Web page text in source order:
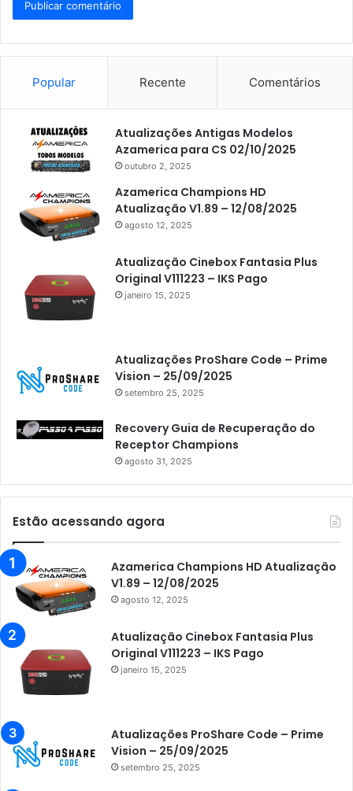
Popular Recente Comentários
Atualizações Antigas Modelos
Azamerica para CS 02/10/2025
outubro 2, 2025
Azamerica Champions HD
Atualização V1.89 – 12/08/2025
agosto 12, 2025
Atualização Cinebox Fantasia Plus
Original V111223 – IKS Pago
janeiro 15, 2025
Atualizações ProShare Code – Prime
Vision – 25/09/2025
setembro 25, 2025
Recovery Guia de Recuperação do
Receptor Champions
agosto 31, 2025
Estão acessando agora
Azamerica Champions HD Atualização
V1.89 – 12/08/2025
agosto 12, 2025
Atualização Cinebox Fantasia Plus
Original V111223 – IKS Pago
janeiro 15, 2025
Atualizações ProShare Code – Prime
Vision – 25/09/2025
setembro 25, 2025